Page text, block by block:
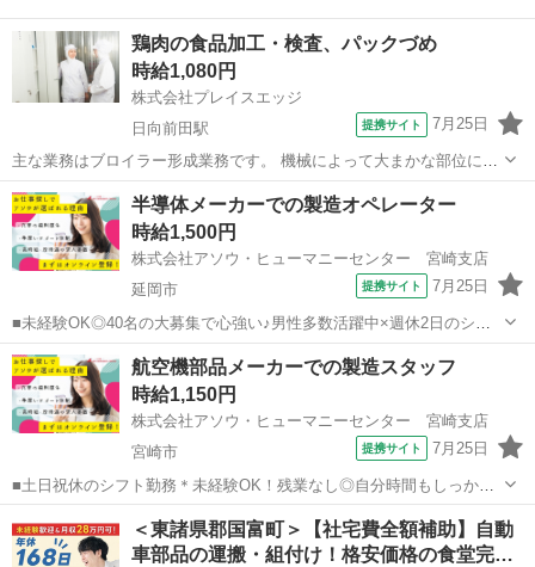
鶏肉の食品加工・検査、パックづめ
時給1,080円
株式会社プレイスエッジ
日向前田駅
提携サイト 7月25日
主な業務はブロイラー形成業務です。 機械によって大まかな部位に分
けられた後、細かい部位は包丁を使用し肉の形成作業を行います。 検
査業務は目視及び機械を使用し、異物混入していないか確認します。
パック詰め作業もあります。 機械...
宮崎 小林市 日向前田駅
半導体メーカーでの製造オペレーター
時給1,500円
株式会社アソウ・ヒューマニーセンター 宮崎支店
延岡市
提携サイト 7月25日
■未経験OK◎40名の大募集で心強い♪男性多数活躍中×週休2日のシフ
ト制×1日7時間■時給1500円×夜勤時は時給UPでしっかり稼げる！◎大
手グループで手に職つけられます♪■延岡駅より徒歩圏内！車通勤も
OK×便利な無料駐車場...
宮崎 延岡市 工場
航空機部品メーカーでの製造スタッフ
時給1,150円
株式会社アソウ・ヒューマニーセンター 宮崎支店
宮崎市
提携サイト 7月25日
■土日祝休のシフト勤務＊未経験OK！残業なし◎自分時間もしっかり
確保してリフレッシュ■モクモク＆コツコツ作業に没頭できる♪空調完
備で快適◎■作った部品が大空へ！製造や手作業でのモノづくりに興味
がある方お待ちしてます♪ 【お...
工場
＜東諸県郡国富町＞【社宅費全額補助】自動
車部品の運搬・組付け！格安価格の食堂完…